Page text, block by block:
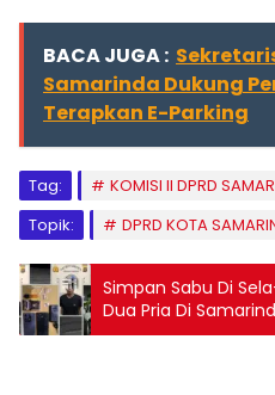
BACA JUGA :
Samarinda Dukung
Terapkan E-Parking
Tag: KOMISI II DPRD
Topik:
DPRD KOTA
Simpan Sabu Di
Dua Pria Di